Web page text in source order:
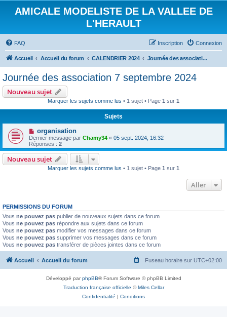
AMICALE MODELISTE DE LA VALLEE DE
L'HERAULT
FAQ Connexion
Inscription
Accueil Accueil du forum CALENDRIER 2024 Journée des association 7 septembre 2024
Journée des association 7 septembre 2024
Nouveau sujet
Marquer les sujets comme lus • 1 sujet • Page 1 sur 1
Sujets
organisation
Dernier message par Chamy34 « 05 sept. 2024, 16:32
Réponses : 2
Nouveau sujet
Marquer les sujets comme lus • 1 sujet • Page 1 sur 1
Aller
PERMISSIONS DU FORUM
Vous ne pouvez pas publier de nouveaux sujets dans ce forum
Vous ne pouvez pas répondre aux sujets dans ce forum
Vous ne pouvez pas modifier vos messages dans ce forum
Vous ne pouvez pas supprimer vos messages dans ce forum
Vous ne pouvez pas transférer de pièces jointes dans ce forum
Accueil Accueil du forum Fuseau horaire sur UTC+02:00
Développé parphpBB® Forum Software © phpBB Limited
Traduction française officielle ©Miles Cellar
Confidentialité | Conditions